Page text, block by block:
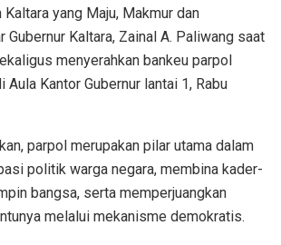
yang Maju, Makmur dan
Gubernur Kaltara, Zainal A. Paliwang saat
menyerahkan bankeu parpol
Kantor Gubernur lantai 1, Rabu
parpol merupakan pilar utama dalam
politik warga negara, membina kader-
bangsa, serta memperjuangkan
melalui mekanisme demokratis.